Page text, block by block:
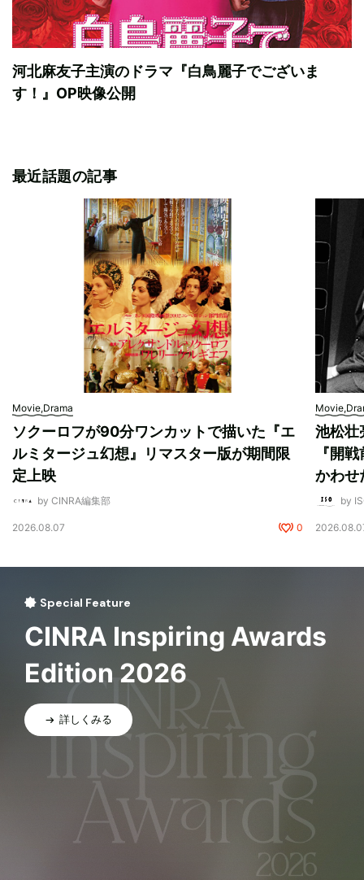
河北麻友子主演のドラマ『白鳥麗子でございま
す！』OP映像公開
最近話題の記事
Movie,Drama
ソクーロフが90分ワンカットで描いた『エ
ルミタージュ幻想』リマスター版が期間限
定上映
by CINRA編集部
2026.08.07 0
池松壮
『開
かわせ
by
Special Feature
CINRA Inspiring Awards
Edition 2026
詳しくみる